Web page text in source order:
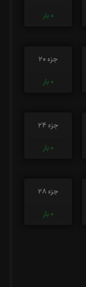
0 بار
جزء 20
0 بار
جزء 24
0 بار
جزء 28
0 بار